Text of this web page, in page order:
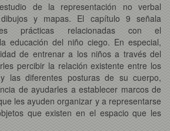
de la representación no verbal
dibujos y mapas. El capítulo 9 señala
prácticas relacionadas con el
educación del niño ciego. En especial,
de entrenar a los niños a través del
percibir la relación existente entre los
las diferentes posturas de su cuerpo,
de ayudarles a establecer marcos de
les ayuden organizar y a representarse
que existen en el espacio que les